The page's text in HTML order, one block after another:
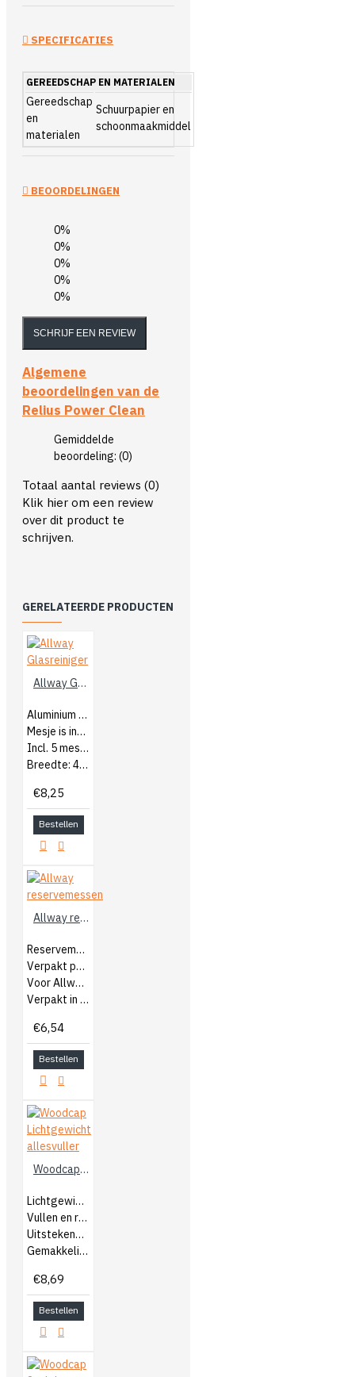
SPECIFICATIES
GEREEDSCHAP EN MATERIALEN
Gereedschap
en
materialen
Schuurpapier en
schoonmaakmiddel
BEOORDELINGEN
0%
0%
0%
0%
0%
SCHRIJF EEN REVIEW
Algemene
beoordelingen van de
Relius Power Clean
Gemiddelde
beoordeling: (0)
Totaal aantal reviews (0)
Klik hier om een review
over dit product te
schrijven.
GERELATEERDE PRODUCTEN
Allway Glasreiniger
Aluminium glasreiniger
Mesje is inschuifbaar
Incl. 5 mesjes
Breedte: 4cm
€8,25
Bestellen
Allway reservemessen
Reservemessen
Verpakt per 10 stuks
Voor Allway glasreiniger
Verpakt in blister
€6,54
Bestellen
Woodcap Lichtgewicht allesvuller
Lichtgewicht allesvuller
Vullen en repareren
Uitstekende hechting
Gemakkelijk te modelleren
€8,69
Bestellen